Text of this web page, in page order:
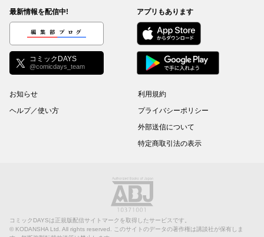
最新情報を配信中!
編集部ブログ
コミックDAYS
@comicdays_team
アプリもあります
お知らせ
ヘルプ／使い方
利用規約
プライバシーポリシー
外部送信について
特定商取引法の表示
コミックDAYSは正規版配信サイトマークを取得したサービスです。
© KODANSHA Ltd. All rights reserved. このサイトのデータの著作権は講談社が保有しま